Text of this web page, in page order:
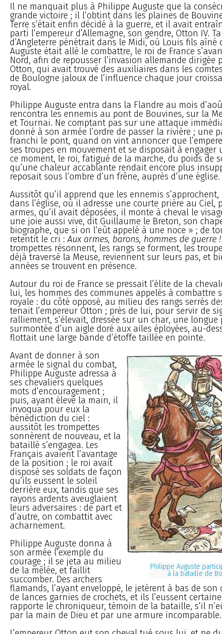
Il ne manquait plus à Philippe Auguste que la
grande victoire ; il l’obtint dans les plaines de
Terre s’était enfin décidé à la guerre, et il avait
parti l’empereur d’Allemagne, son gendre, Otton IV.
d’Angleterre pénétrait dans le Midi, où Louis fils aîné
Auguste était allé le combattre, le roi de France
Nord, afin de repousser l’invasion allemande dirigée
Otton, qui avait trouvé des auxiliaires dans les
de Boulogne jaloux de l’influence chaque jour
royal.
Philippe Auguste entra dans la Flandre au mois
rencontra les ennemis au pont de Bouvines, sur la
et Tournai. Ne comptant pas sur une attaque
donné à son armée l’ordre de passer la rivière ; une
franchi le pont, quand on vint annoncer que
ses troupes en mouvement et se disposait à engager
ce moment, le roi, fatigué de la marche, du poids de
qu’une chaleur accablante rendait encore plus
reposait sous l’ombre d’un frêne, auprès d’une église.
Aussitôt qu’il apprend que les ennemis
dans l’église, où il adresse une courte prière au Ciel,
armes, qu’il avait déposées, il monte à cheval le
une joie aussi vive, dit Guillaume le Breton, son
biographe, que si on l’eût appelé à une noce » ; de
retentit le cri :Aux armes, barons, hommes de guerre
trompettes résonnent, les rangs se forment, les
déjà traversé la Meuse, reviennent sur leurs pas, et
années se trouvent en présence.
Autour du roi de France se pressait l’élite de la
lui, les hommes des communes appelés à combattre
royale : du côté opposé, au milieu des rangs serrés
tenait l’empereur Otton ; près de lui, pour servir de
ralliement, s’élevait, dressée sur un char, une longue
surmontée d’un aigle doré aux ailes éployées, au-
flottait une large bande d’étoffe taillée en pointe.
Philippe Auguste
à la bataille de
Avant de donner à son
armée le signal du combat,
Philippe Auguste adressa à
ses chevaliers quelques
mots d’encouragement ;
puis, ayant élevé la main, il
invoqua pour eux la
bénédiction du ciel :
aussitôt les trompettes
sonnèrent de nouveau, et la
bataillé s’engagea. Les
Français avaient l’avantage
de la position ; le roi avait
disposé ses soldats de façon
qu’ils eussent le soleil
derrière eux, tandis que ses
rayons ardents aveuglaient
leurs adversaires : de part et
d’autre, on combattit avec
acharnement.
Philippe Auguste donna à
son armée l’exemple du
courage ; il se jeta au milieu
de la mêlée, et faillit
succomber. Des archers
flamands, l’ayant enveloppé, le jetèrent à bas de son
de lances garnies de crochets, et ils l’eussent
rapporte le chroniqueur, témoin de la bataille, s’il
par la main de Dieu et par une armure incomparable.